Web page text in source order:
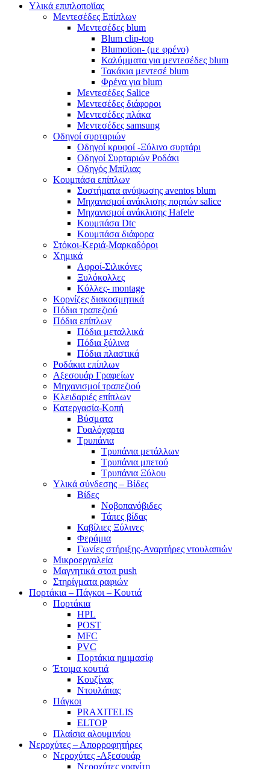
Υλικά επιπλοποϊίας
Μεντεσέδες Επίπλων
Μεντεσέδες blum
Blum clip-top
Blumotion- (με φρένο)
Καλύμματα για μεντεσέδες blum
Τακάκια μεντεσέ blum
Φρένα για blum
Μεντεσέδες Salice
Μεντεσέδες διάφοροι
Μεντεσέδες πλάκα
Μεντεσέδες samsung
Οδηγοί συρταριών
Οδηγοί κρυφοί -Ξύλινο συρτάρι
Οδηγοί Συρταριών Ροδάκι
Οδηγός Μπίλιας
Κουμπάσα επίπλων
Συστήματα ανύψωσης aventos blum
Μηχανισμοί ανάκλισης πορτών salice
Μηχανισμοί ανάκλισης Hafele
Κουμπάσα Dtc
Κουμπάσα διάφορα
Στόκοι-Κεριά-Μαρκαδόροι
Χημικά
Αφροί-Σιλικόνες
Ξυλόκολλες
Κόλλες- montage
Κορνίζες διακοσμητικά
Πόδια τραπεζιού
Πόδια επίπλων
Πόδια μεταλλικά
Πόδια ξύλινα
Πόδια πλαστικά
Ροδάκια επίπλων
Αξεσουάρ Γραφείων
Μηχανισμοί τραπεζιού
Κλειδαριές επίπλων
Κατεργασία-Κοπή
Βύσματα
Γυαλόχαρτα
Τρυπάνια
Τρυπάνια μετάλλων
Τρυπάνια μπετού
Τρυπάνια Ξύλου
Υλικά σύνδεσης – Βίδες
Βίδες
Νοβοπανόβιδες
Τάπες βίδας
Καβίλιες Ξύλινες
Φεράμια
Γωνίες στήριξης-Αναρτήρες ντουλαπιών
Μικροεργαλεία
Μαγνητικά στοπ push
Στηρίγματα ραφιών
Πορτάκια – Πάγκοι – Κουτιά
Πορτάκια
HPL
POST
MFC
PVC
Πορτάκια ημιμασίφ
Έτοιμα κουτιά
Κουζίνας
Ντουλάπας
Πάγκοι
PRAXITELIS
ELTOP
Πλαίσια αλουμινίου
Νεροχύτες – Απορροφητήρες
Νεροχύτες -Αξεσουάρ
Νεροχύτες γρανίτη